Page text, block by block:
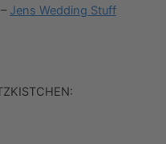
Jens Wedding Stuff